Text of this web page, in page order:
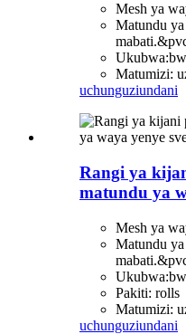
Mesh ya
Matundu
Matumizi:
uchunguziundani
Rangi ya
matundu ya
Mesh ya
Matundu
Pakiti: rolls
Matumizi:
uchunguziundani